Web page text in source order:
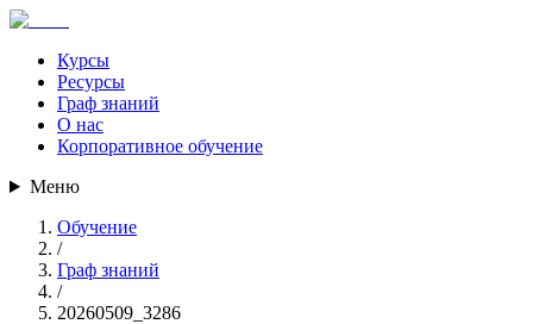
Курсы
Ресурсы
Граф знаний
О нас
Корпоративное обучение
Меню
Обучение
/
Граф знаний
/
20260509_3286